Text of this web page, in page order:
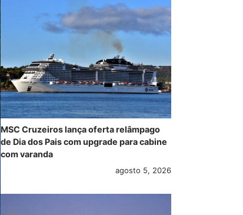
MSC Cruzeiros lança oferta relâmpago
de Dia dos Pais com upgrade para cabine
com varanda
agosto 5, 2026